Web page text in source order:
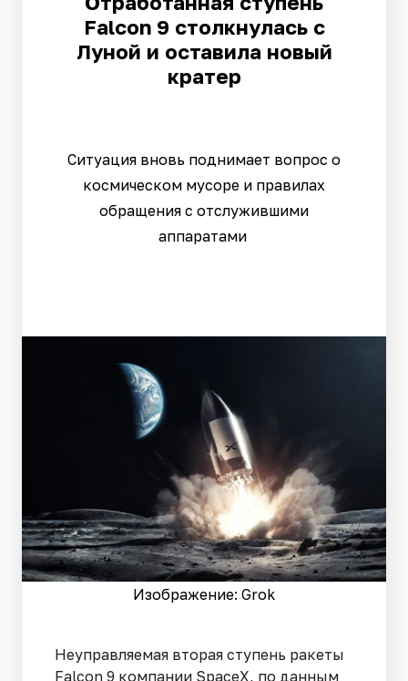
Falcon 9 столкнулась с
Луной и оставила новый
кратер
Ситуация вновь поднимает вопрос о
космическом мусоре и правилах
обращения с отслужившими
аппаратами
Изображение: Grok
Неуправляемая вторая ступень ракеты
Falcon 9 компании SpaceX, по данным